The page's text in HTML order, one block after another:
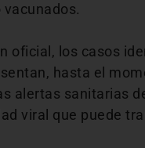
oficial, los casos
hasta el
alertas sanitarias
viral que puede